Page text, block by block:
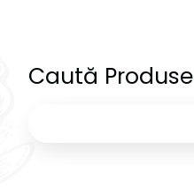
Caută Produse